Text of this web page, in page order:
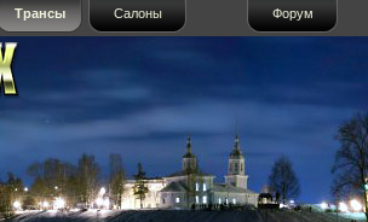
Трансы Салоны Форум